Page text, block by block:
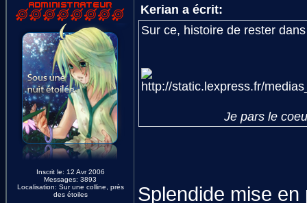
Inscrit le: 12 Avr 2006
Messages: 3893
Localisation: Sur une colline, près
des étoiles
Kerian a écrit:
Sur ce, histoire de rester
Je pars le
Splendide mise